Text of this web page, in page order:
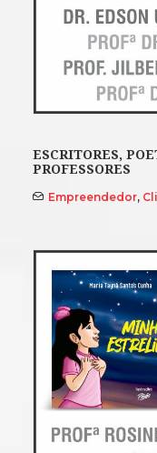
ESCRITORES,
PROFESSORES
Empreendedor,